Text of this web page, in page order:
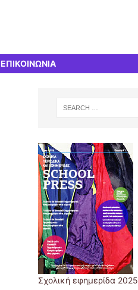
ΕΠΙΚΟΙΝΩΝΙΑ
Σχολική εφημερίδα 2025